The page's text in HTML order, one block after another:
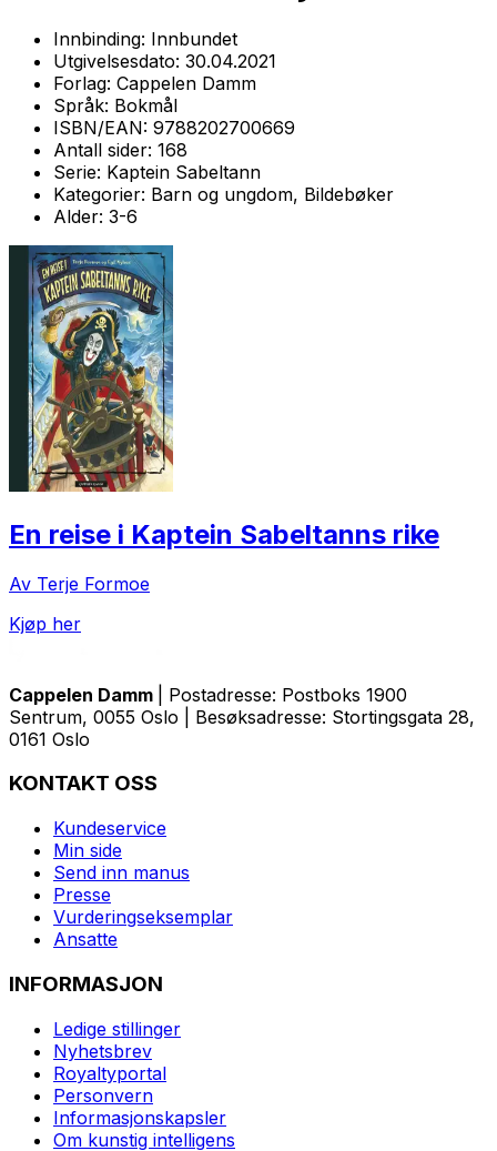
Innbinding: Innbundet
Utgivelsesdato: 30.04.2021
Forlag: Cappelen Damm
Språk: Bokmål
ISBN/EAN: 9788202700669
Antall sider: 168
Serie: Kaptein Sabeltann
Kategorier: Barn og ungdom, Bildebøker
Alder: 3-6
En reise i Kaptein Sabeltanns rike
Av Terje Formoe
Kjøp her
Cappelen Damm
| Postadresse: Postboks 1900
Sentrum, 0055 Oslo | Besøksadresse: Stortingsgata 28,
0161 Oslo
KONTAKT OSS
Kundeservice
Min side
Send inn manus
Presse
Vurderingseksemplar
Ansatte
INFORMASJON
Ledige stillinger
Nyhetsbrev
Royaltyportal
Personvern
Informasjonskapsler
Om kunstig intelligens